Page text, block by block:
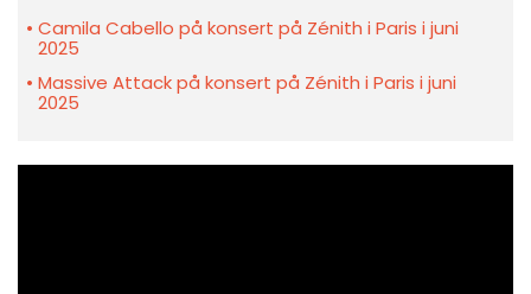
Camila Cabello på konsert på Zénith i Paris i juni
2025
Massive Attack på konsert på Zénith i Paris i juni
2025